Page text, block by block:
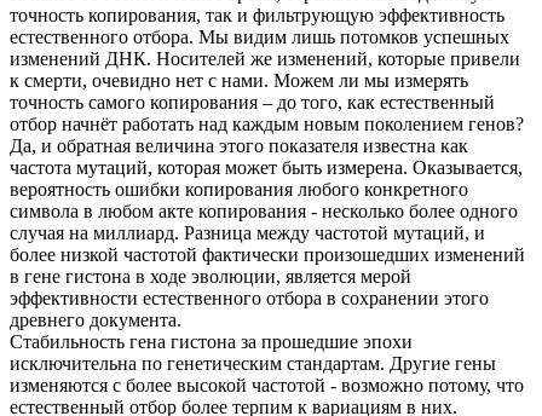
точность копирования, так и фильтрующую эффективность
естественного отбора. Мы видим лишь потомков успешных
изменений ДНК. Носителей же изменений, которые привели
к смерти, очевидно нет с нами. Можем ли мы измерять
точность самого копирования – до того, как естественный
отбор начнёт работать над каждым новым поколением генов?
Да, и обратная величина этого показателя известна как
частота мутаций, которая может быть измерена. Оказывается,
вероятность ошибки копирования любого конкретного
символа в любом акте копирования - несколько более одного
случая на миллиард. Разница между частотой мутаций, и
более низкой частотой фактически произошедших изменений
в гене гистона в ходе эволюции, является мерой
эффективности естественного отбора в сохранении этого
древнего документа.
Стабильность гена гистона за прошедшие эпохи
исключительна по генетическим стандартам. Другие гены
изменяются с более высокой частотой - возможно потому, что
естественный отбор более терпим к вариациям в них.